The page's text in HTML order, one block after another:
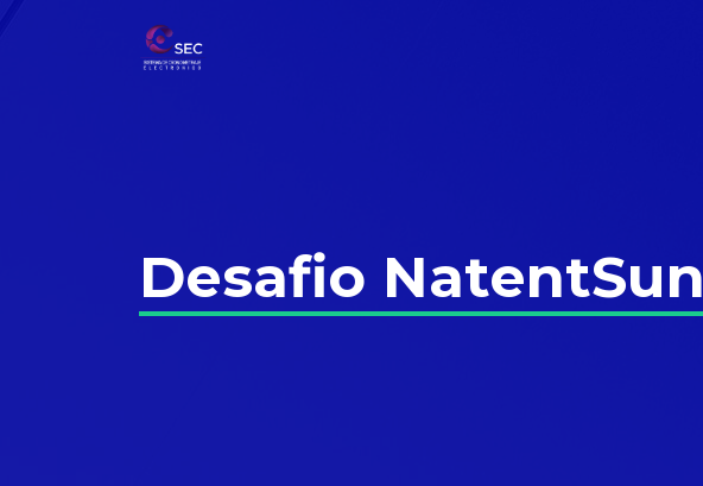
Desafio NatentSun